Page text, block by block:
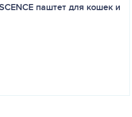
паштет для кошек и